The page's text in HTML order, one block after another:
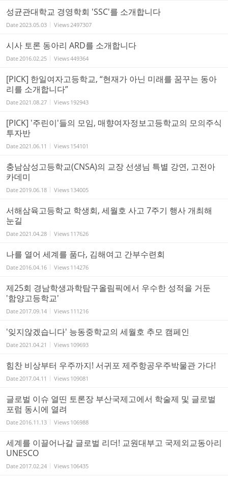
성균관대학교 경영학회 'SSC'를 소개합니다
Date 2023.05.03 Views 2497307
시사 토론 동아리 ARD를 소개합니다
Date 2016.02.25 Views449364
[PICK] 한일여자고등학교, “현재가 아닌 미래를 꿈꾸는 동아
리를 소개합니다”
Date 2021.08.27 Views 192943
[PICK] '주린이'들의 모임, 매향여자정보고등학교의 모의주식
투자반
Date 2021.06.11 Views 154101
충남삼성고등학교(CNSA)의 교장 선생님 특별 강연, 고전아
카데미
Date 2019.06.18 Views 134005
서해삼육고등학교 학생회, 세월호 사고 7주기 행사 개최해
눈길
Date 2021.04.28 Views 117626
나를 열어 세계를 품다, 김해여고 간부수련회
Date 2016.04.16 Views 114276
제25회 경남학생과학탐구올림픽에서 우수한 성적을 거둔
'함양고등학교'
Date 2017.09.14 Views 111216
'잊지않겠습니다' 능동중학교의 세월호 추모 캠페인
Date 2021.04.21 Views 109693
힘찬 비상부터 우주까지! 서귀포 제주항공우주박물관 가다!
Date 2017.04.11 Views 109081
글로벌 이슈 열띤 토론장 부산국제고에서 학술제 및 글로벌
포럼 동시에 열려
Date 2016.11.13 Views 106988
세계를 이끌어나갈 글로벌 리더! 교원대부고 국제외교동아리
UNESCO
Date 2017.02.24 Views 106435